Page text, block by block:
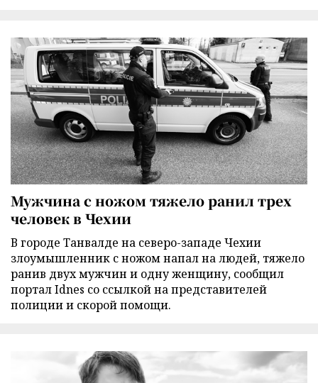
Мужчина с ножом тяжело ранил трех
человек в Чехии
В городе Танвалде на северо-западе Чехии
злоумышленник с ножом напал на людей, тяжело
ранив двух мужчин и одну женщину, сообщил
портал Idnes со ссылкой на представителей
полиции и скорой помощи.